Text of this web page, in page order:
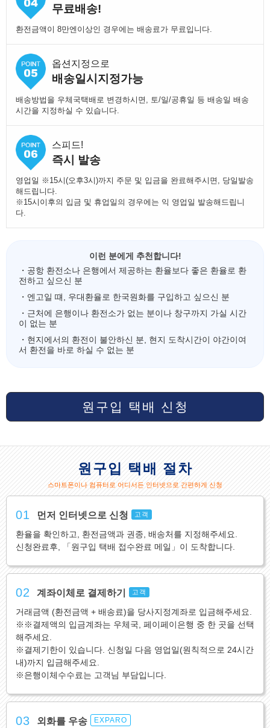
무료배송!
환전금액이 8만엔이상인 경우에는 배송료가 무료입니다.
옵션지정으로
배송일시지정가능
배송방법을 우체국택배로 변경하시면, 토/일/공휴일 등 배송일 배송
시간을 지정하실 수 있습니다.
스피드!
즉시 발송
영업일 ※15시(오후3시)까지 주문 및 입금을 완료해주시면, 당일발송
해드립니다.
※15시이후의 입금 및 휴업일의 경우에는 익 영업일 발송해드립니
다.
이런 분에게 추천합니다!
・공항 환전소나 은행에서 제공하는 환율보다 좋은 환율로 환
전하고 싶으신 분
・엔고일 떄, 우대환율로 한국원화를 구입하고 싶으신 분
・근처에 은행이나 환전소가 없는 분이나 창구까지 가실 시간
이 없는 분
・현지에서의 환전이 불안하신 분, 현지 도착시간이 야간이여
서 환전을 바로 하실 수 없는 분
원구입 택배 신청
원구입 택배 절차
스마트폰이나 컴퓨터로 어디서든 인터넷으로 간편하게 신청
01 먼저 인터넷으로 신청 고객
환율을 확인하고, 환전금액과 권종, 배송처를 지정해주세요.
신청완료후, 「원구입 택배 접수완료 메일」이 도착합니다.
02 계좌이체로 결제하기 고객
거래금액 (환전금액 + 배송료)을 당사지정계좌로 입금해주세요.
※※결제액의 입금계좌는 우체국, 페이페이은행 중 한 곳을 선택
해주세요.
※결제기한이 있습니다. 신청일 다음 영업일(원칙적으로 24시간
내)까지 입금해주세요.
※은행이체수수료는 고객님 부담입니다.
03 외화를 우송 EXPARO